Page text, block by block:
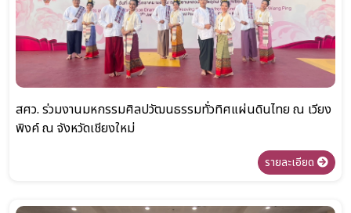
สศว. ร่วมงานมหกรรมศิลปวัฒนธรรมทั่วทิศแผ่นดินไทย ณ เวียง
พิงค์ ณ จังหวัดเชียงใหม่
รายละเอียด